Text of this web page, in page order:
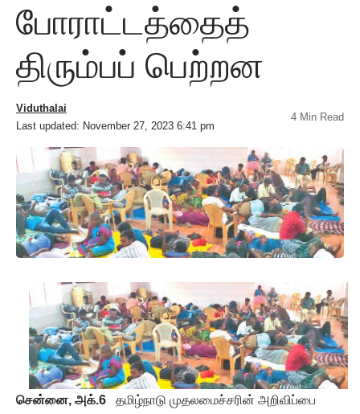
போராட்டத்தைத்
திரும்பப் பெற்றன
Last updated: November 27, 2023 6:41 pm
Viduthalai
4 Min Read
சென்னை, அக்.6 தமிழ்நாடு முதலமைச்சரின் அறிவிப்பை